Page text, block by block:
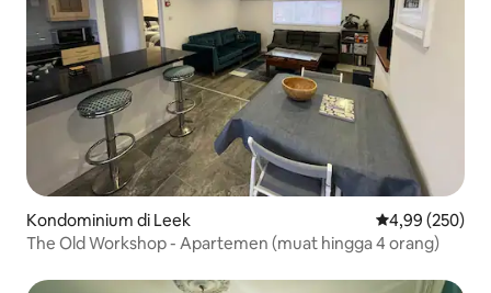
Kondominium di Leek Nilai rata-rata
4,99 (250)
The Old Workshop - Apartemen (muat hingga 4 orang)